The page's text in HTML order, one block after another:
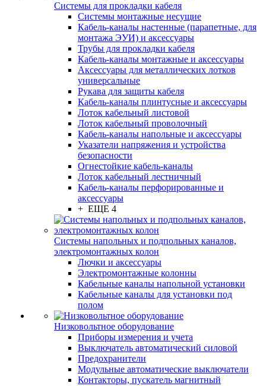
Системы для прокладки кабеля
Системы монтажные несущие
Кабель-каналы настенные (парапетные, для
монтажа ЭУИ) и аксессуары
Трубы для прокладки кабеля
Кабель-каналы монтажные и аксессуары
Аксессуары для металлических лотков
универсальные
Рукава для защиты кабеля
Кабель-каналы плинтусные и аксессуары
Лоток кабельный листовой
Лоток кабельный проволочный
Кабель-каналы напольные и аксессуары
Указатели напряжения и устройства
безопасности
Огнестойкие кабель-каналы
Лоток кабельный лестничный
Кабель-каналы перфорированные и
аксессуары
+ ЕЩЕ 4
Системы напольных и подпольных каналов,
электромонтажных колон
Лючки и аксессуары
Электромонтажные колонны
Кабельные каналы напольной установки
Кабельные каналы для установки под
полом
Низковольтное оборудование
Приборы измерения и учета
Выключатель автоматический силовой
Предохранители
Модульные автоматические выключатели
Контакторы, пускатель магнитный